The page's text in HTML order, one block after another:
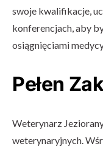
swoje kwalifikacje,
konferencjach, aby
osiągnięciami
Pełen
Weterynarz
weterynaryjnych.